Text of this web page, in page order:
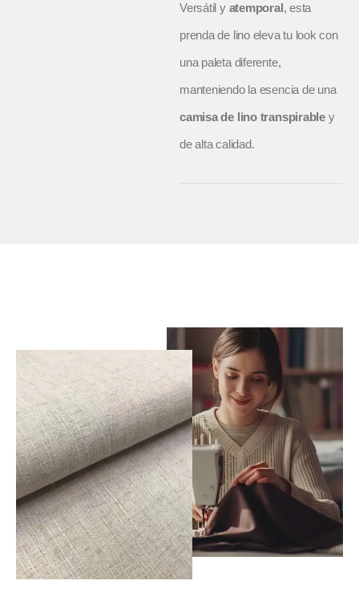
Versátil y atemporal, esta
prenda de lino eleva tu look con
una paleta diferente,
manteniendo la esencia de una
camisa de lino transpirabley
de alta calidad.